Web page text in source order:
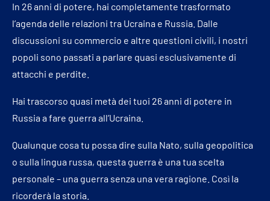
In 26 anni di potere, hai completamente trasformato
l’agenda delle relazioni tra Ucraina e Russia. Dalle
discussioni su commercio e altre questioni civili, i nostri
popoli sono passati a parlare quasi esclusivamente di
attacchi e perdite.
Hai trascorso quasi metà dei tuoi 26 anni di potere in
Russia a fare guerra all’Ucraina.
Qualunque cosa tu possa dire sulla Nato, sulla geopolitica
o sulla lingua russa, questa guerra è una tua scelta
personale – una guerra senza una vera ragione. Così la
ricorderà la storia.